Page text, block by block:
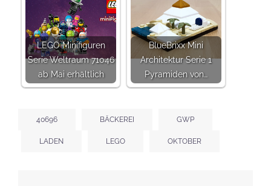
LEGO Minifiguren
Serie Weltraum 71046
ab Mai erhältlich
BlueBrixx Mini
Architektur Serie 1
Pyramiden von…
40696 BÄCKEREI GWP
LADEN LEGO OKTOBER